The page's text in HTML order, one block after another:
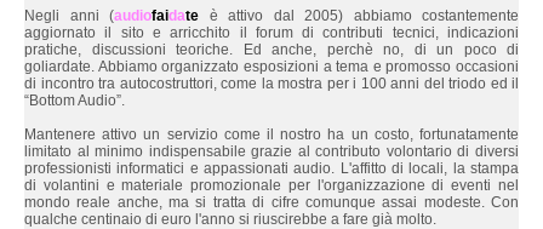
Negli anni (audiofaidate è attivo dal 2005) abbiamo costantemente
aggiornato il sito e arricchito il forum di contributi tecnici, indicazioni
pratiche, discussioni teoriche. Ed anche, perchè no, di un poco di
goliardate. Abbiamo organizzato esposizioni a tema e promosso occasioni
di incontro tra autocostruttori, come la mostra per i 100 anni del triodo ed il
“Bottom Audio”.
Mantenere attivo un servizio come il nostro ha un costo, fortunatamente
limitato al minimo indispensabile grazie al contributo volontario di diversi
professionisti informatici e appassionati audio. L'affitto di locali, la stampa
di volantini e materiale promozionale per l'organizzazione di eventi nel
mondo reale anche, ma si tratta di cifre comunque assai modeste. Con
qualche centinaio di euro l'anno si riuscirebbe a fare già molto.